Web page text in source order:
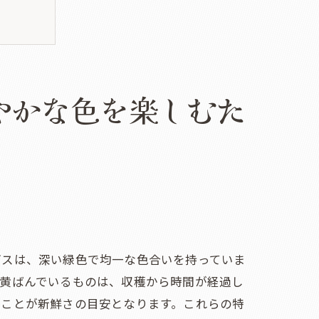
な色を楽しむた
は、深い緑色で均一な色合いを持っていま
ばんでいるものは、収穫から時間が経過し
とが新鮮さの目安となります。これらの特